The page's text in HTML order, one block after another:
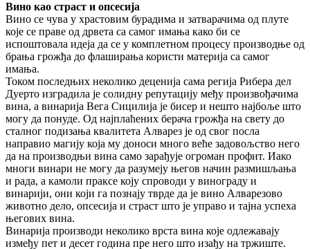
Вино као страст и опсесија
Вино се чува у храстовим бурадима и затварачима од плуте
које се праве од дрвета са самог имања како би се
испоштовала идеја да се у комплетном процесу производње од
брања грожђа до флаширања користи материја са самог
имања.
Током последњих неколико деценија сама регија Рибера дел
Дуерто изградила је солидну репутацију међу произвођачима
вина, а винарија Вега Сицилија је бисер и нешто најбоље што
могу да понуде. Од најплаћених берача грожђа на свету до
сталног подизања квалитета Алварез је од свог посла
направио магију која му доноси много веће задовољство него
да на производњи вина само зарађује огроман профит. Иако
многи винари не могу да разумеју његов начин размишљања
и рада, а камоли праксе коју спроводи у винограду и
винарији, они који га познају тврде да је вино Алварезово
животно дело, опсесија и страст што је управо и тајна успеха
његових вина.
Винарија производи неколико врста вина које одлежавају
између пет и десет година пре него што изађу на тржиште.